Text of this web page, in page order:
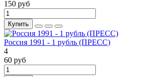
150 руб
Купить
Россия 1991 - 1 рубль (ПРЕСС)
4
60 руб